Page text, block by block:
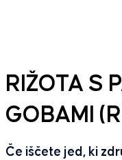
RIŽOTA S
GOBAMI
Če iščete jed, ki